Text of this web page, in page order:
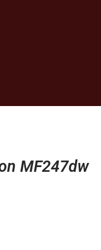
MF247dw